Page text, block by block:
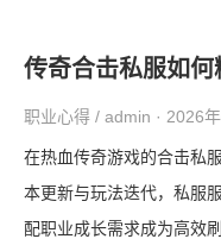
传奇合击私服如
职业心得 / admin · 2026
在热血传奇游戏的合击私
本更新与玩法迭代，私服
配职业成长需求成为高效